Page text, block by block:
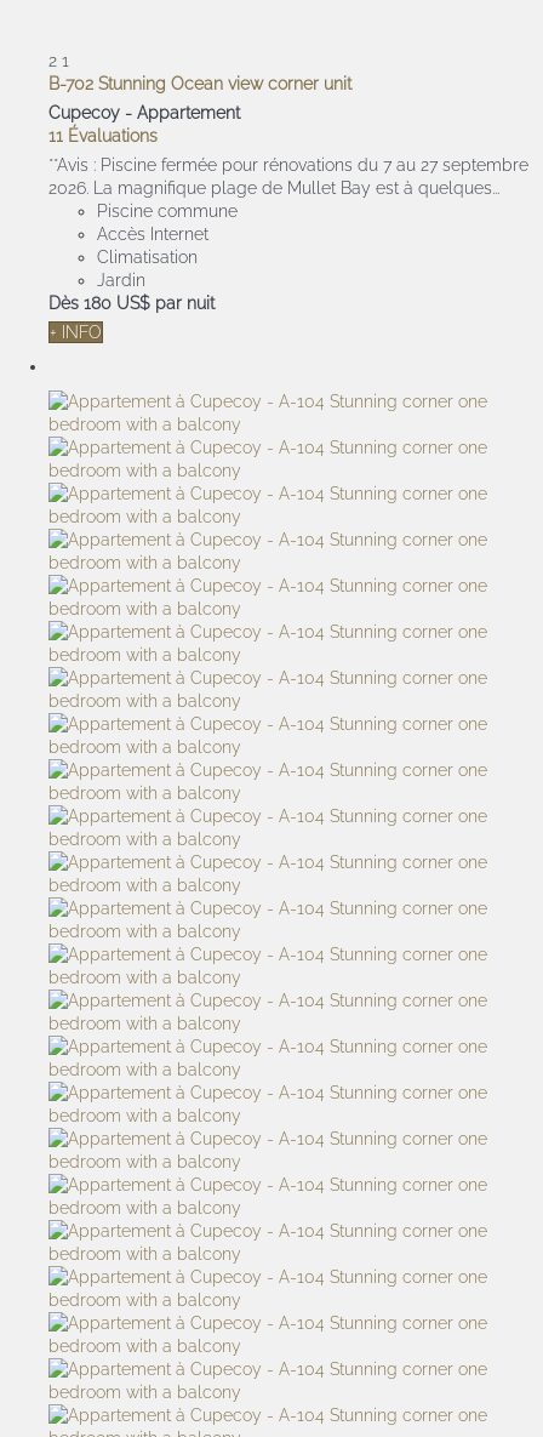
2 1
B-702 Stunning Ocean view corner unit
Cupecoy - Appartement
11 Évaluations
**Avis : Piscine fermée pour rénovations du 7 au 27 septembre
2026. La magnifique plage de Mullet Bay est à quelques...
Piscine commune
Accès Internet
Climatisation
Jardin
Dès 180 US$ par nuit
+ INFO